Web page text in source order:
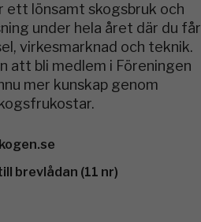
lönsamt skogsbruk och
under hela året där du får
virkesmarknad och teknik.
att bli medlem i Föreningen
mer kunskap genom
brevlådan (11 nr)